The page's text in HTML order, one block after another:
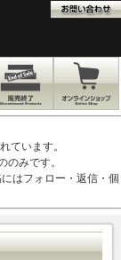
ています。
のみです。
はフォロー・返信・個